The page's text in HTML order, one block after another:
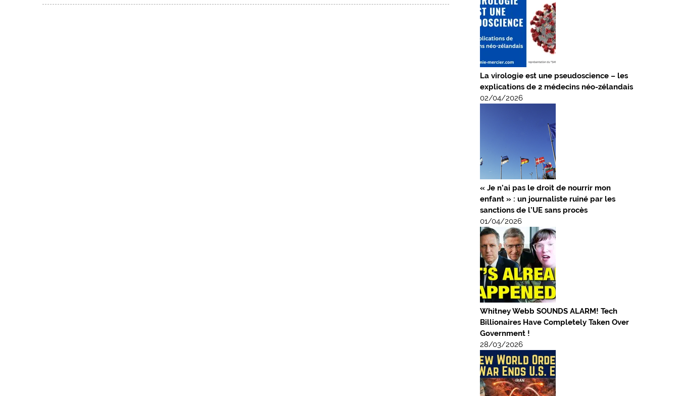
La virologie est une pseudoscience – les
explications de 2 médecins néo-zélandais
02/04/2026
« Je n’ai pas le droit de nourrir mon
enfant » : un journaliste ruiné par les
sanctions de l’UE sans procès
01/04/2026
Whitney Webb SOUNDS ALARM! Tech
Billionaires Have Completely Taken Over
Government !
28/03/2026